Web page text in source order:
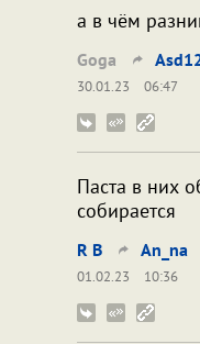
а в чём
Goga
30.01.23
06:47
Паста в них
собирается
R B An_na
01.02.23
10:36